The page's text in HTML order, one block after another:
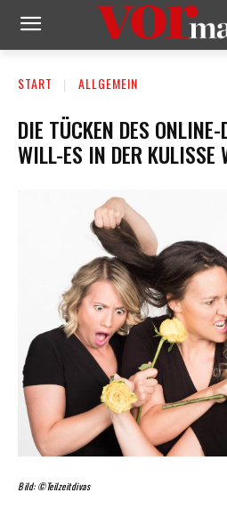
START ALLGEMEIN
DIE TÜCKEN DES
WILL-ES IN DER KULISSE
Bild: ©Teilzeitdivas